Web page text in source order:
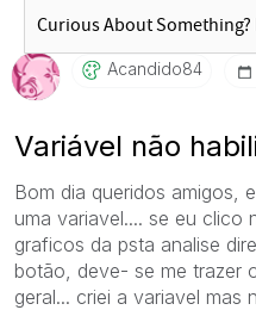
Acandido84
Variável não
Bom dia queridos amigos,
uma variavel.... se eu clico
graficos da psta analise
botão, deve- se me trazer
geral... criei a variavel mas